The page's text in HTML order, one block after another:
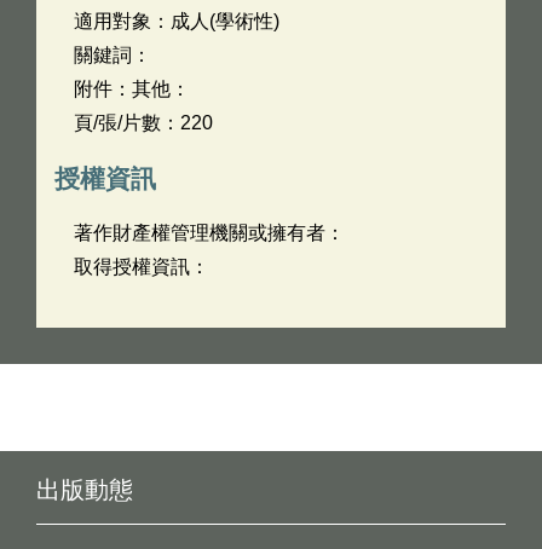
適用對象：成人(學術性)
關鍵詞：
附件：其他：
頁/張/片數：220
授權資訊
著作財產權管理機關或擁有者：
取得授權資訊：
出版動態